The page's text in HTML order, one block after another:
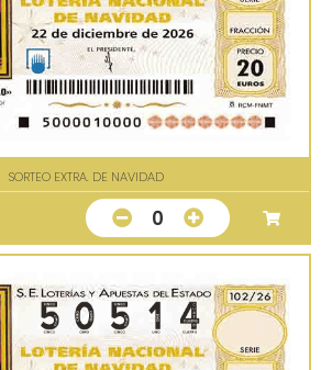
SORTEO EXTRA. DE NAVIDAD
0